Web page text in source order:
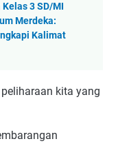
3 SD/MI
Merdeka:
Kalimat
kita yang